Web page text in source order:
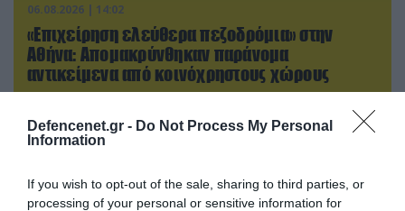
Defencenet.gr - Do Not Process My Personal
Information
If you wish to opt-out of the sale, sharing to third parties, or
processing of your personal or sensitive information for
06.08.2026 | 14:02
«Επιχείρηση ελεύθερα πεζοδρόμια» στην
Αθήνα: Απομακρύνθηκαν παράνομα
αντικείμενα από κοινόχρηστους χώρους